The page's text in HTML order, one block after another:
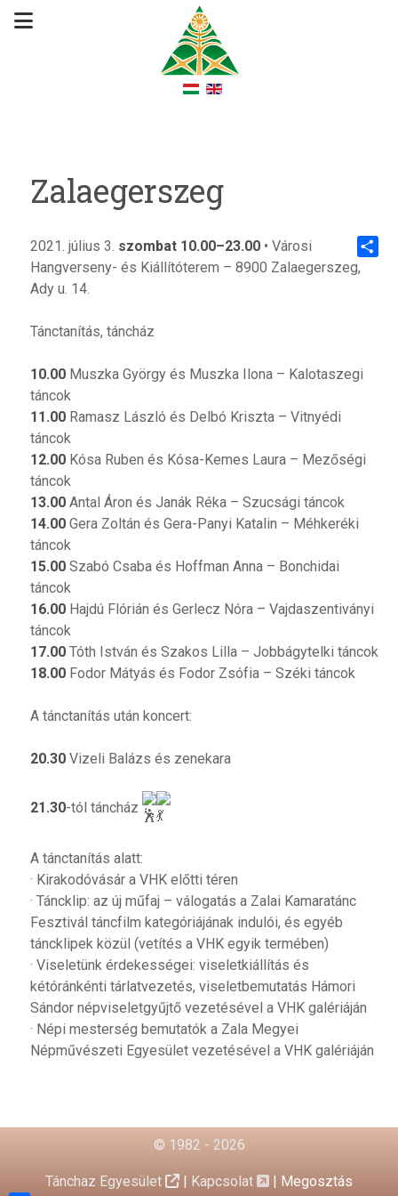
Zalaegerszeg
Share
2021. július 3. szombat 10.00–23.00• Városi
Hangverseny- és Kiállítóterem – 8900 Zalaegerszeg,
Ady u. 14.
Tánctanítás, táncház
10.00Muszka György és Muszka Ilona – Kalotaszegi
táncok
11.00Ramasz László és Delbó Kriszta – Vitnyédi
táncok
12.00Kósa Ruben és Kósa-Kemes Laura – Mezőségi
táncok
13.00Antal Áron és Janák Réka – Szucsági táncok
14.00Gera Zoltán és Gera-Panyi Katalin – Méhkeréki
táncok
15.00Szabó Csaba és Hoffman Anna – Bonchidai
táncok
16.00Hajdú Flórián és Gerlecz Nóra – Vajdaszentiványi
táncok
17.00Tóth István és Szakos Lilla – Jobbágytelki táncok
18.00Fodor Mátyás és Fodor Zsófia – Széki táncok
A tánctanítás után koncert:
20.30Vizeli Balázs és zenekara
21.30-tól táncház
A tánctanítás alatt:
· Kirakodóvásár a VHK előtti téren
· Táncklip: az új műfaj – válogatás a Zalai Kamaratánc
Fesztivál táncfilm kategóriájának indulói, és egyéb
táncklipek közül (vetítés a VHK egyik termében)
· Viseletünk érdekességei: viseletkiállítás és
kétóránkénti tárlatvezetés, viseletbemutatás Hámori
Sándor népviseletgyűjtő vezetésével a VHK galériáján
· Népi mesterség bemutatók a Zala Megyei
Népművészeti Egyesület vezetésével a VHK galériáján
© 1982 - 2026
Tánchaz Egyesület | Kapcsolat | Megosztás